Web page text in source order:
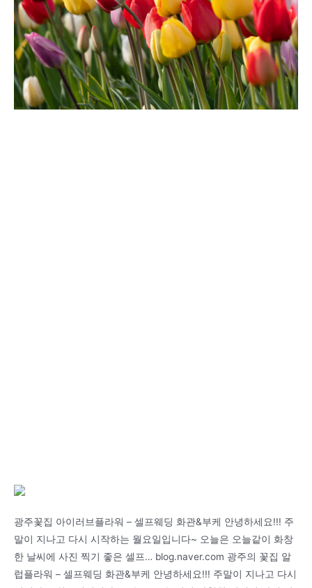
광주꽃집 아이러브플라워 – 셀프웨딩 화관&부케 안녕하세요!!! 주
말이 지나고 다시 시작하는 월요일입니다~ 오늘은 오늘같이 화창
한 날씨에 사진 찍기 좋은 셀프… blog.naver.com 광주의 꽃집 알
럽플라워 – 셀프웨딩 화관&부케 안녕하세요!!! 주말이 지나고 다시